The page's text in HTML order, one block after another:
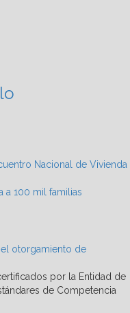
Nacional de Vivienda
a 100 mil familias
el otorgamiento de